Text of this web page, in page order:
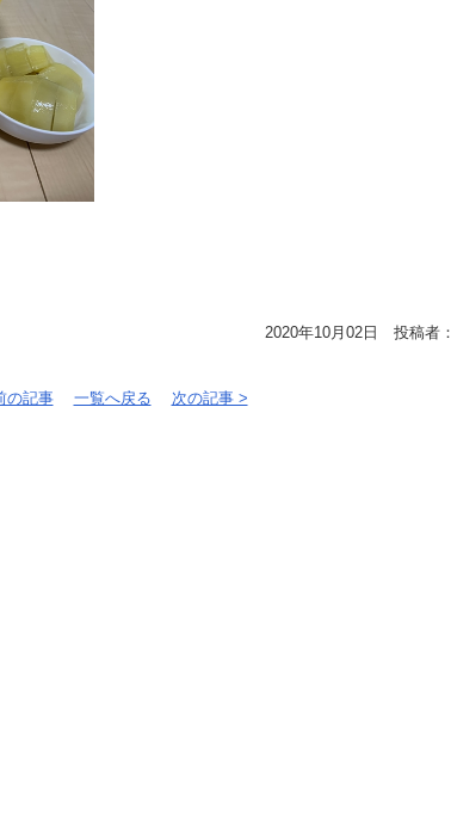
2020年10月02日 投稿者：
の記事 一覧へ戻る 次の記事 >